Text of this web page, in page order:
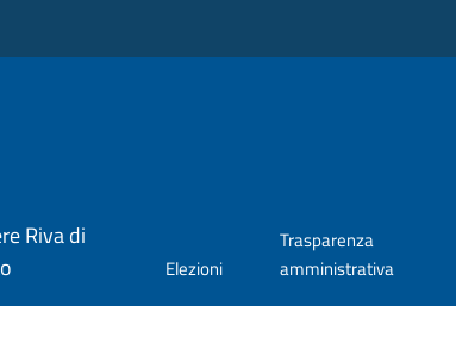
Riva di
Elezioni
Trasparenza
amministrativa